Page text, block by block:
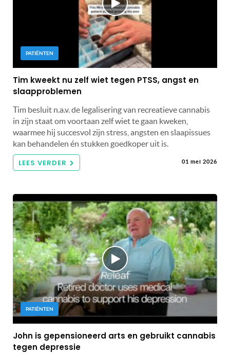
PATIËNTEN
Tim kweekt nu zelf wiet tegen PTSS, angst en
slaapproblemen
Tim besluit n.a.v. de legalisering van recreatieve cannabis
in zijn staat om voortaan zelf wiet te gaan kweken,
waarmee hij succesvol zijn stress, angsten en slaapissues
kan behandelen én stukken goedkoper uit is.
LEES VERDER 01 mei 2026
PATIËNTEN
John is gepensioneerd arts en gebruikt cannabis
tegen depressie